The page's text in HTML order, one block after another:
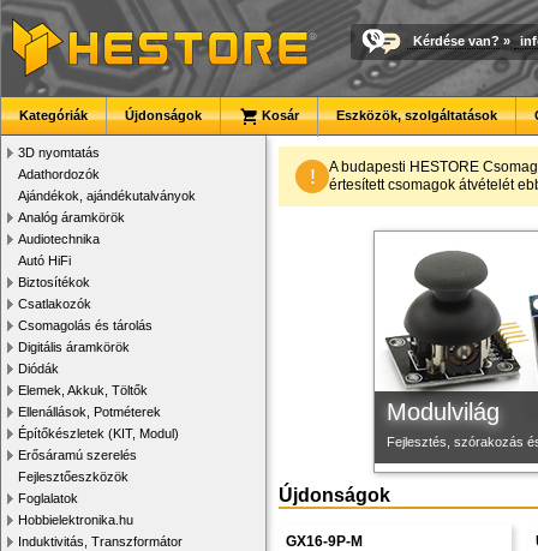
Kérdése van? »
Kategóriák Újdonságok Kosár Eszközök, szolgáltatások
3D nyomtatás
Adathordozók
Ajándékok, ajándékutalványok
Analóg áramkörök
Audiotechnika
Autó HiFi
Biztosítékok
Csatlakozók
Csomagolás és tárolás
Digitális áramkörök
Diódák
Elemek, Akkuk, Töltők
Ellenállások, Potméterek
Építőkészletek (KIT, Modul)
Erősáramú szerelés
Fejlesztőeszközök
Foglalatok
Hobbielektronika.hu
Induktivitás, Transzformátor
!
A budapesti HESTORE
értesített csomagok átvételét
Modulvilág
Fejlesztés, szórakozás
Új PLA
Kiváló árfekvésű, sok
Megbízható
Új, modern
3D nyomtató
Kiváló minőségű,
Újdonságok
GX16-9P-M